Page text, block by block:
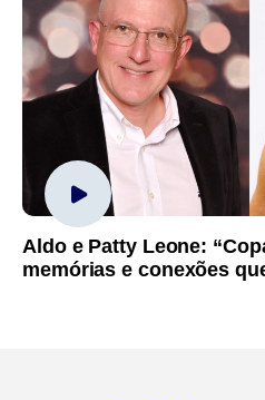
Aldo e Patty Leone:
memórias e conexões